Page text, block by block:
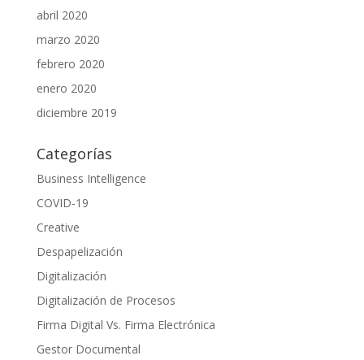
abril 2020
marzo 2020
febrero 2020
enero 2020
diciembre 2019
Categorías
Business Intelligence
COVID-19
Creative
Despapelización
Digitalización
Digitalización de Procesos
Firma Digital Vs. Firma Electrónica
Gestor Documental